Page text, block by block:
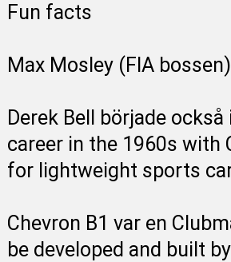
Fun facts
Max Mosley (FIA
Derek Bell började
career in the 1960s with
for lightweight sports
Chevron B1 var en
be developed and built